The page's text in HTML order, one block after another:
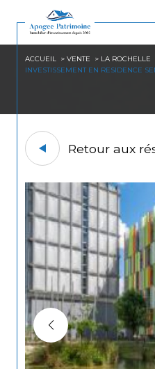
ACCUEIL VENTE LA ROCHELLE
INVESTISSEMENT EN RESIDENCE
Retour aux